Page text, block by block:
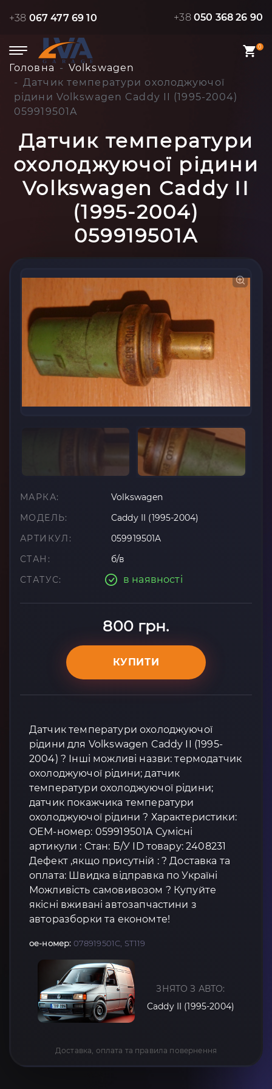
+38 067 477 69 10 +38 050 368 26 90
0
Головна
Volkswagen
Датчик температури охолоджуючої
рідини Volkswagen Caddy II (1995-2004)
059919501A
Датчик температури
охолоджуючої рідини
Volkswagen Caddy II
(1995-2004)
059919501A
МАРКА:
Volkswagen
МОДЕЛЬ:
Caddy II (1995-2004)
АРТИКУЛ:
059919501A
СТАН:
б/в
СТАТУС:
в наявності
800 грн.
КУПИТИ
Датчик температури охолоджуючої
рідини для Volkswagen Caddy II (1995-
2004) ? Інші можливі назви: термодатчик
охолоджуючої рідини; датчик
температури охолоджуючої рідини;
датчик покажчика температури
охолоджуючої рідини ? Характеристики:
OEM-номер: 059919501A Сумісні
артикули : Стан: Б/У ID товару: 2408231
Дефект ,якщо присутній : ? Доставка та
оплата: Швидка відправка по Україні
Можливість самовивозом ? Купуйте
якісні вживані автозапчастини з
авторазборки та економте!
oe-номер: 078919501C, ST119
ЗНЯТО З АВТО:
Caddy II (1995-2004)
Доставка, оплата та правила повернення